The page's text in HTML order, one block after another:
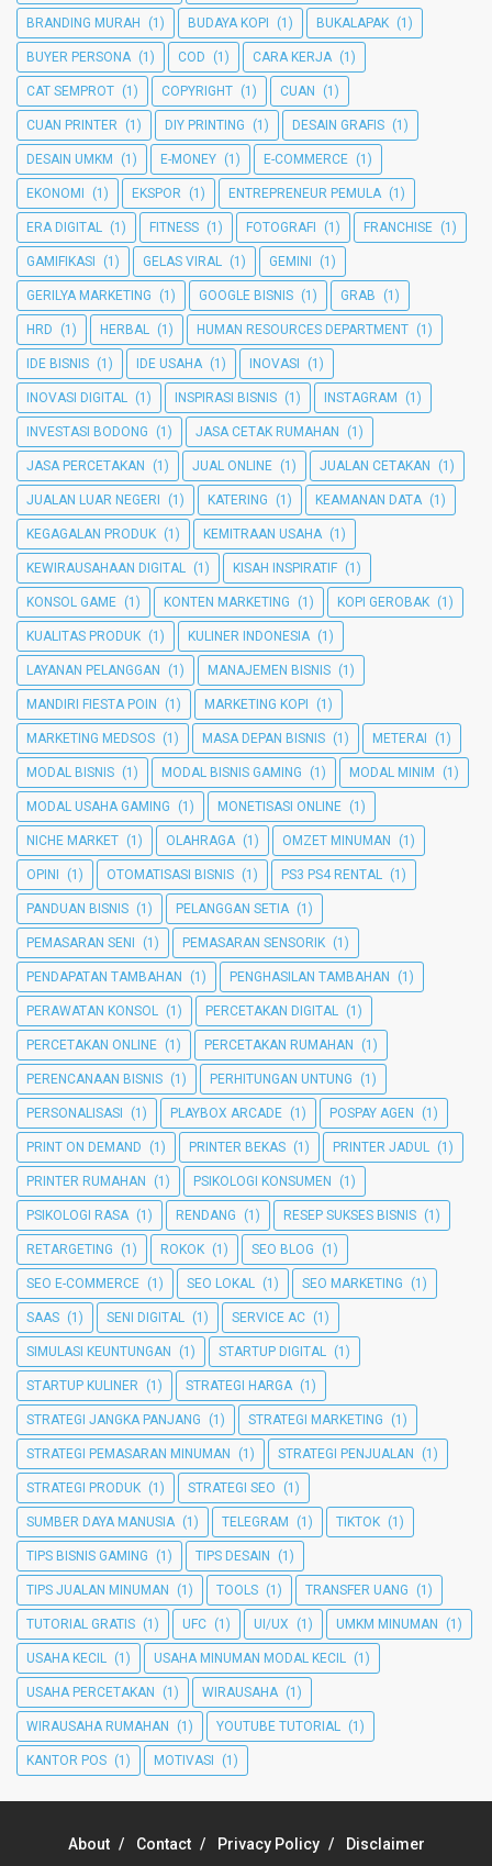
BRANDING MURAH (1) BUDAYA KOPI (1) BUKALAPAK (1)
BUYER PERSONA (1) COD (1) CARA KERJA (1)
CAT SEMPROT (1) COPYRIGHT (1) CUAN (1)
CUAN PRINTER (1) DIY PRINTING (1) DESAIN GRAFIS (1)
DESAIN UMKM (1) E-MONEY (1) E-COMMERCE (1)
EKONOMI (1) EKSPOR (1) ENTREPRENEUR PEMULA (1)
ERA DIGITAL (1) FITNESS (1) FOTOGRAFI (1) FRANCHISE (1)
GAMIFIKASI (1) GELAS VIRAL (1) GEMINI (1)
GERILYA MARKETING (1) GOOGLE BISNIS (1) GRAB (1)
HRD (1) HERBAL (1) HUMAN RESOURCES DEPARTMENT (1)
IDE BISNIS (1) IDE USAHA (1) INOVASI (1)
INOVASI DIGITAL (1) INSPIRASI BISNIS (1) INSTAGRAM (1)
INVESTASI BODONG (1) JASA CETAK RUMAHAN (1)
JASA PERCETAKAN (1) JUAL ONLINE (1) JUALAN CETAKAN (1)
JUALAN LUAR NEGERI (1) KATERING (1) KEAMANAN DATA (1)
KEGAGALAN PRODUK (1) KEMITRAAN USAHA (1)
KEWIRAUSAHAAN DIGITAL (1) KISAH INSPIRATIF (1)
KONSOL GAME (1) KONTEN MARKETING (1) KOPI GEROBAK (1)
KUALITAS PRODUK (1) KULINER INDONESIA (1)
LAYANAN PELANGGAN (1) MANAJEMEN BISNIS (1)
MANDIRI FIESTA POIN (1) MARKETING KOPI (1)
MARKETING MEDSOS (1) MASA DEPAN BISNIS (1) METERAI (1)
MODAL BISNIS (1) MODAL BISNIS GAMING (1) MODAL MINIM (1)
MODAL USAHA GAMING (1) MONETISASI ONLINE (1)
NICHE MARKET (1) OLAHRAGA (1) OMZET MINUMAN (1)
OPINI (1) OTOMATISASI BISNIS (1) PS3 PS4 RENTAL (1)
PANDUAN BISNIS (1) PELANGGAN SETIA (1)
PEMASARAN SENI (1) PEMASARAN SENSORIK (1)
PENDAPATAN TAMBAHAN (1) PENGHASILAN TAMBAHAN (1)
PERAWATAN KONSOL (1) PERCETAKAN DIGITAL (1)
PERCETAKAN ONLINE (1) PERCETAKAN RUMAHAN (1)
PERENCANAAN BISNIS (1) PERHITUNGAN UNTUNG (1)
PERSONALISASI (1) PLAYBOX ARCADE (1) POSPAY AGEN (1)
PRINT ON DEMAND (1) PRINTER BEKAS (1) PRINTER JADUL (1)
PRINTER RUMAHAN (1) PSIKOLOGI KONSUMEN (1)
PSIKOLOGI RASA (1) RENDANG (1) RESEP SUKSES BISNIS (1)
RETARGETING (1) ROKOK (1) SEO BLOG (1)
SEO E-COMMERCE (1) SEO LOKAL (1) SEO MARKETING (1)
SAAS (1) SENI DIGITAL (1) SERVICE AC (1)
SIMULASI KEUNTUNGAN (1) STARTUP DIGITAL (1)
STARTUP KULINER (1) STRATEGI HARGA (1)
STRATEGI JANGKA PANJANG (1) STRATEGI MARKETING (1)
STRATEGI PEMASARAN MINUMAN (1) STRATEGI PENJUALAN (1)
STRATEGI PRODUK (1) STRATEGI SEO (1)
SUMBER DAYA MANUSIA (1) TELEGRAM (1) TIKTOK (1)
TIPS BISNIS GAMING (1) TIPS DESAIN (1)
TIPS JUALAN MINUMAN (1) TOOLS (1) TRANSFER UANG (1)
TUTORIAL GRATIS (1) UFC (1) UI/UX (1) UMKM MINUMAN (1)
USAHA KECIL (1) USAHA MINUMAN MODAL KECIL (1)
USAHA PERCETAKAN (1) WIRAUSAHA (1)
WIRAUSAHA RUMAHAN (1) YOUTUBE TUTORIAL (1)
KANTOR POS (1) MOTIVASI (1)
About Contact Privacy Policy Disclaimer